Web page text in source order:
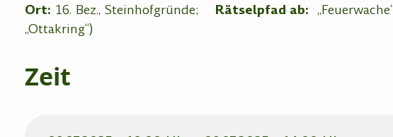
Ort: 16. Bez., Steinhofgründe; Rätselpfad ab:
„Ottakring“)
Zeit